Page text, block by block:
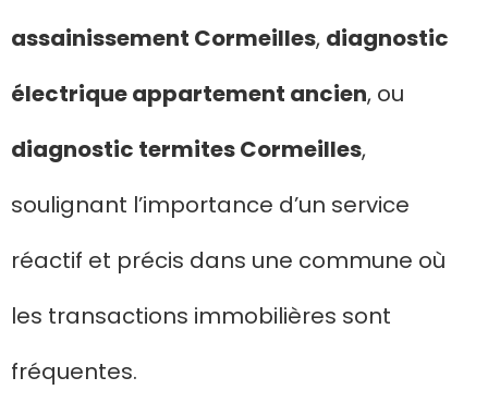
assainissement Cormeilles, diagnostic
électrique appartement ancien, ou
diagnostic termites Cormeilles,
soulignant l’importance d’un service
réactif et précis dans une commune où
les transactions immobilières sont
fréquentes.